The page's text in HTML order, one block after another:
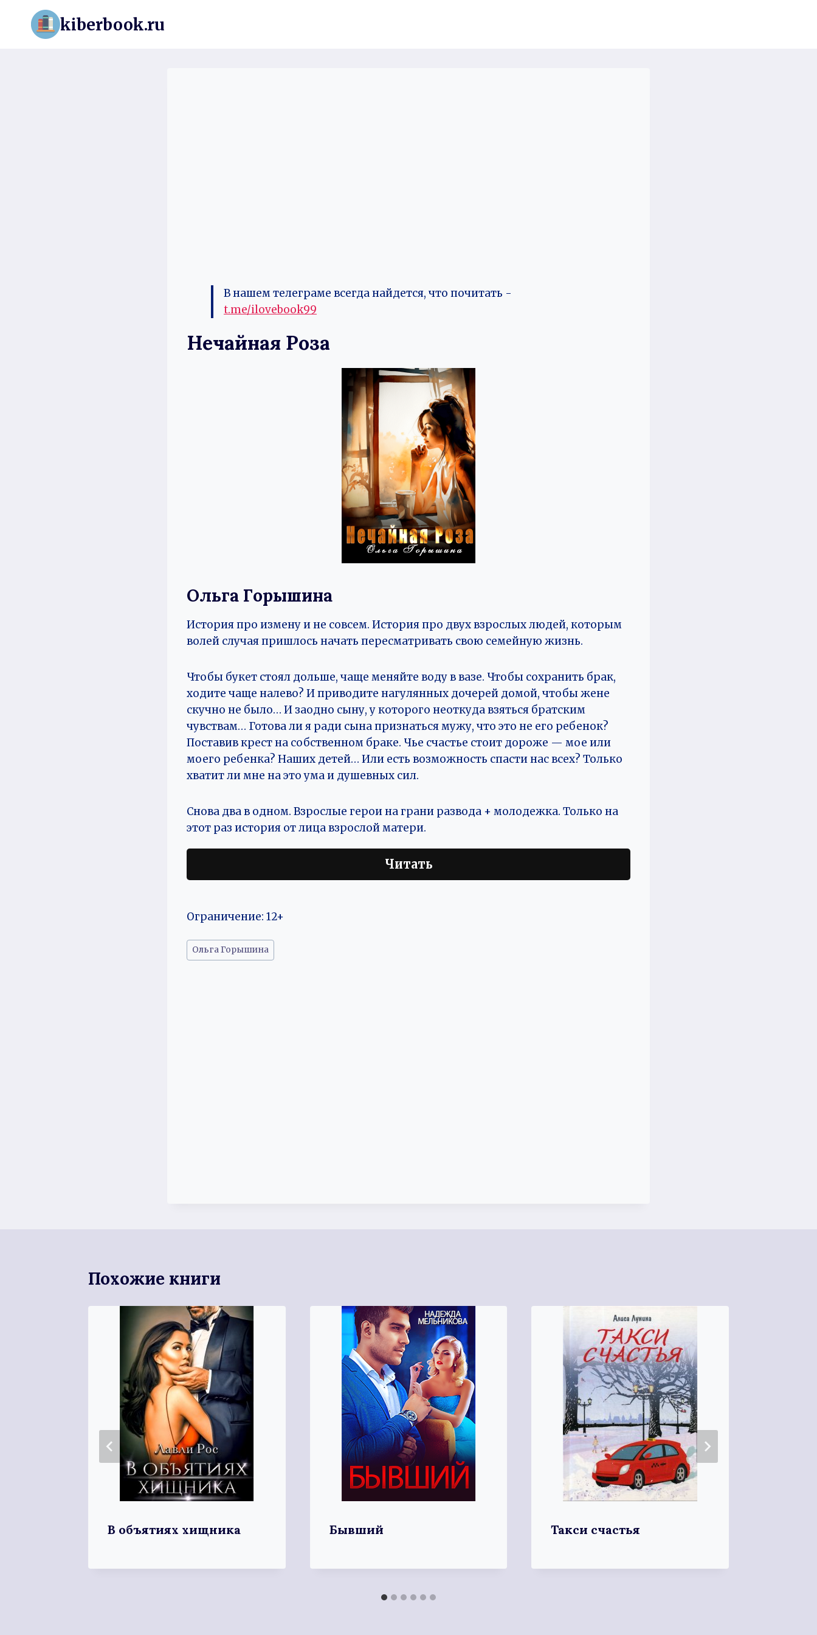
Перейти
содержимому
kiberbook.ru
В нашем телеграме всегда найдется, что почитать -
t.me/ilovebook99
Нечайная Роза
Ольга Горышина
История про измену и не совсем. История про двух взрослых людей, которым
волей случая пришлось начать пересматривать свою семейную жизнь.
Чтобы букет стоял дольше, чаще меняйте воду в вазе. Чтобы сохранить брак,
ходите чаще налево? И приводите нагулянных дочерей домой, чтобы жене
скучно не было… И заодно сыну, у которого неоткуда взяться братским
чувствам… Готова ли я ради сына признаться мужу, что это не его ребенок?
Поставив крест на собственном браке. Чье счастье стоит дороже — мое или
моего ребенка? Наших детей… Или есть возможность спасти нас всех? Только
хватит ли мне на это ума и душевных сил.
Снова два в одном. Взрослые герои на грани развода + молодежка. Только на
этот раз история от лица взрослой матери.
Читать
Ограничение: 12+
Метки
записи:
Ольга Горышина
Похожие книги
В объятиях хищника Бывший Такси счастья